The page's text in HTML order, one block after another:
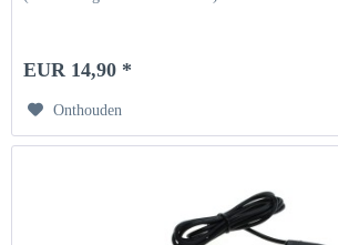
EUR 14,90 *
Onthouden